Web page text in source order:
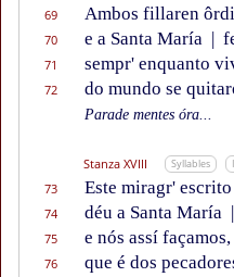
69 Ambos fillaren
70 e a Santa María |
71 sempr' enquanto
72 do mundo se
Parade mentes óra...
Stanza XVIII Syllables
73 Este miragr' escrito
74 déu a Santa María |
75 e nós assí façamos,
76 que é dos